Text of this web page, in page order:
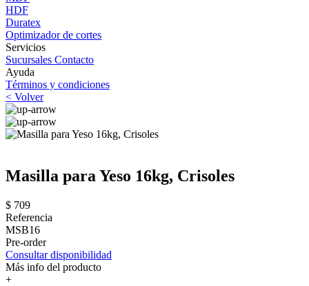
HDF
Duratex
Optimizador de cortes
Servicios
Sucursales Contacto
Ayuda
Términos y condiciones
< Volver
Masilla para Yeso 16kg, Crisoles
$ 709
Referencia
MSB16
Pre-order
Consultar disponibilidad
Más info del producto
+